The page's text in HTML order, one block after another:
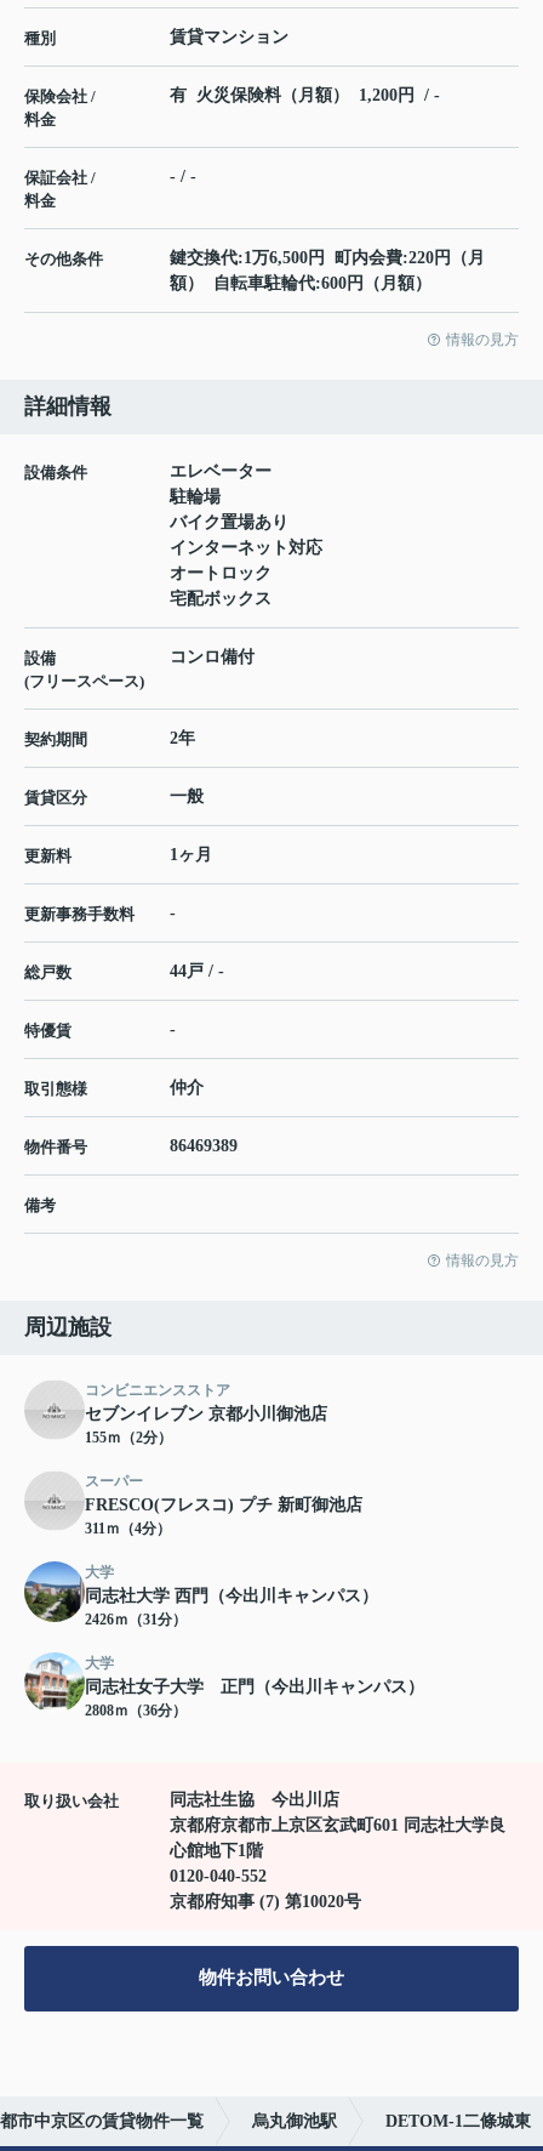
種別 賃貸マンション
保険会社 /
料金
有 火災保険料（月額） 1,200円 / -
保証会社 /
料金
- / -
その他条件
鍵交換代:1万6,500円 町内会費:220円（月
額） 自転車駐輪代:600円（月額）
情報の見方
詳細情報
設備条件
エレベーター
駐輪場
バイク置場あり
インターネット対応
オートロック
宅配ボックス
設備
(フリースペース)
コンロ備付
契約期間 2年
賃貸区分 一般
更新料 1ヶ月
更新事務手数料 -
総戸数 44戸 / -
特優賃 -
取引態様 仲介
物件番号 86469389
備考
情報の見方
周辺施設
コンビニエンスストア
セブンイレブン 京都小川御池店
155ｍ（2分）
スーパー
FRESCO(フレスコ) プチ 新町御池店
311ｍ（4分）
大学
同志社大学 西門（今出川キャンパス）
2426ｍ（31分）
大学
同志社女子大学 正門（今出川キャンパス）
2808ｍ（36分）
取り扱い会社
同志社生協 今出川店
京都府京都市上京区玄武町601 同志社大学良
心館地下1階
0120-040-552
京都府知事 (7) 第10020号
物件お問い合わせ
市中京区の賃貸物件一覧 烏丸御池駅 DETOM-1二條城東